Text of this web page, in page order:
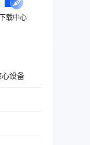
载中心
设备